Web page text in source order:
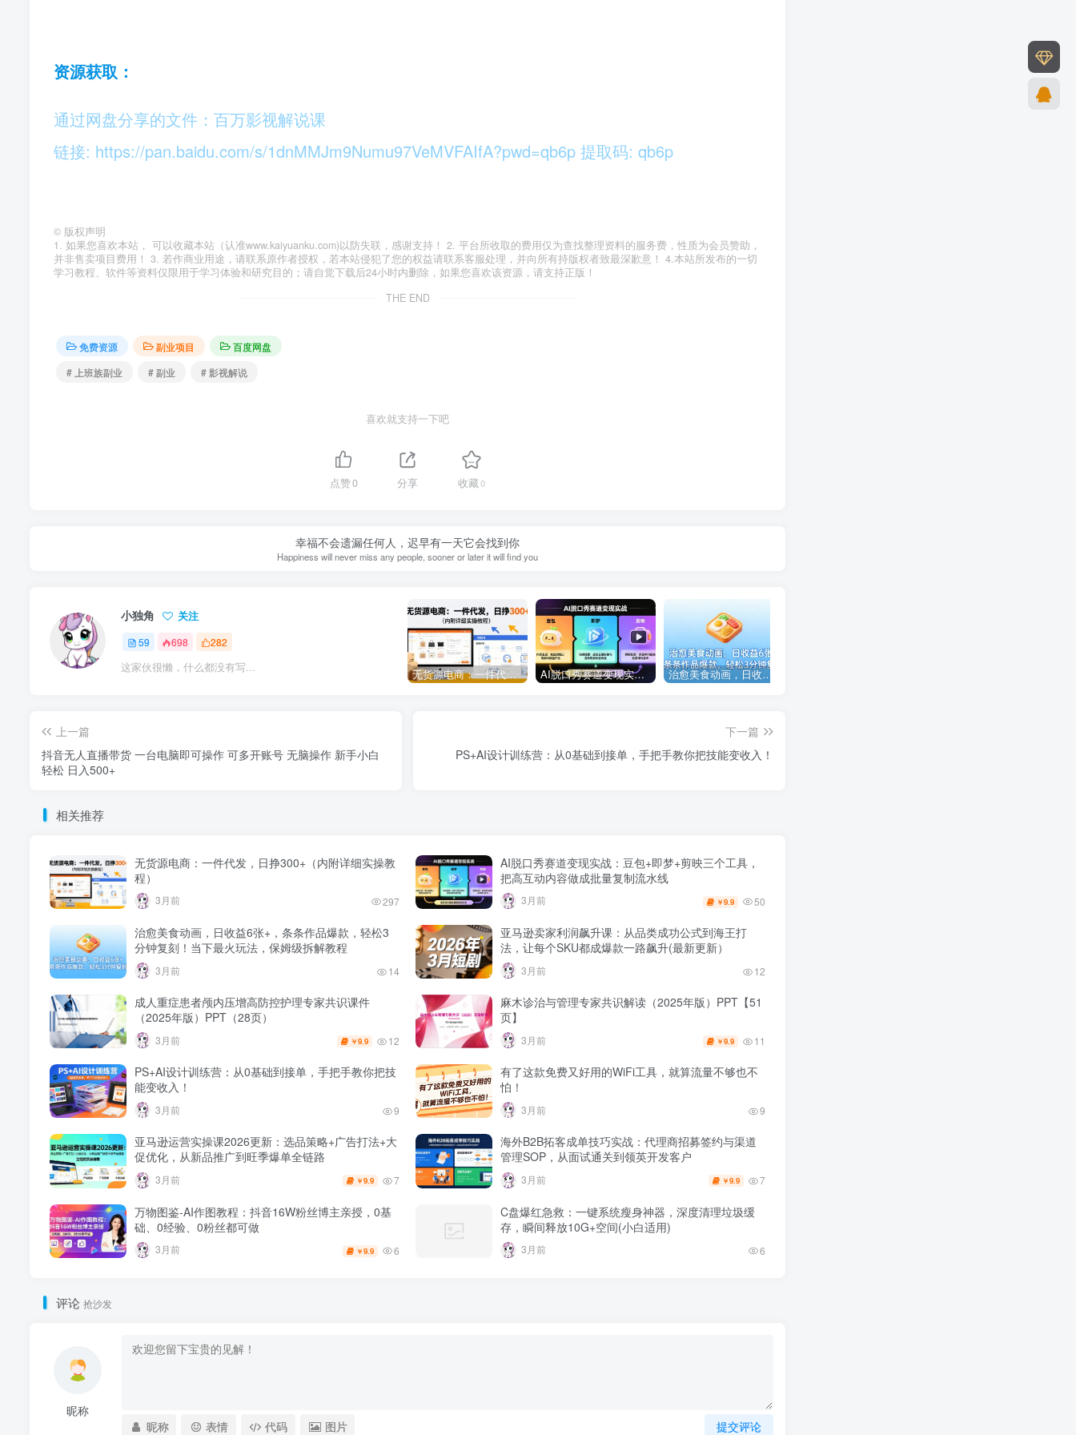
资源获取：
通过网盘分享的文件：百万影视解说课
链接: https://pan.baidu.com/s/1dnMMJm9Numu97VeMVFAIfA?pwd=qb6p 提取码: qb6p
© 版权声明
1. 如果您喜欢本站， 可以收藏本站（认准www.kaiyuanku.com)以防失联，感谢支持！ 2. 平台所收取的费用仅为查找整理资料的服务费，性质为会员赞助，
并非售卖项目费用！ 3. 若作商业用途，请联系原作者授权，若本站侵犯了您的权益请联系客服处理，并向所有持版权者致最深歉意！ 4.本站所发布的一切
学习教程、软件等资料仅限用于学习体验和研究目的；请自觉下载后24小时内删除，如果您喜欢该资源，请支持正版！
THE END
免费资源 副业项目
百度网盘
# 上班族副业
# 副业 # 影视解说
喜欢就支持一下吧
点赞0 分享 收藏0
幸福不会遗漏任何人，迟早有一天它会找到你
Happiness will never miss any people, sooner or later it will find you
小独角 关注
59 698 282
这家伙很懒，什么都没有写... 无货源电商：一件代发，日挣300+（内附详细实操教程） AI脱口秀赛道变现实战：豆包+即梦+剪映三个工具，把高互动内容做成批量复制流水线 治愈美食动画，日收益6张+，条条作品爆款，轻松3分钟复刻！当下最火玩法，保姆级拆解教程
上一篇
抖音无人直播带货 一台电脑即可操作 可多开账号 无脑操作 新手小白
轻松 日入500+
下一篇
PS+AI设计训练营：从0基础到接单，手把手教你把技能变收入！
相关推荐
无货源电商：一件代发，日挣300+（内附详细实操教
程）
3月前 297
AI脱口秀赛道变现实战：豆包+即梦+剪映三个工具，
把高互动内容做成批量复制流水线
3月前 ￥9.9 50
治愈美食动画，日收益6张+，条条作品爆款，轻松3
分钟复刻！当下最火玩法，保姆级拆解教程
3月前 14
亚马逊卖家利润飙升课：从品类成功公式到海王打
法，让每个SKU都成爆款一路飙升(最新更新）
3月前 12
成人重症患者颅内压增高防控护理专家共识课件
（2025年版）PPT（28页）
3月前 ￥9.9 12
麻木诊治与管理专家共识解读（2025年版）PPT【51
页】
3月前 ￥9.9 11
PS+AI设计训练营：从0基础到接单，手把手教你把技
能变收入！
3月前 9
有了这款免费又好用的WiFi工具，就算流量不够也不
怕！
3月前 9
亚马逊运营实操课2026更新：选品策略+广告打法+大
促优化，从新品推广到旺季爆单全链路
3月前 ￥9.9 7
海外B2B拓客成单技巧实战：代理商招募签约与渠道
管理SOP，从面试通关到领英开发客户
3月前 ￥9.9 7
万物图鉴-AI作图教程：抖音16W粉丝博主亲授，0基
础、0经验、0粉丝都可做
3月前 ￥9.9 6
C盘爆红急救：一键系统瘦身神器，深度清理垃圾缓
存，瞬间释放10G+空间(小白适用)
3月前 6
评论 抢沙发
昵称
提交评论
昵称 表情 代码 图片